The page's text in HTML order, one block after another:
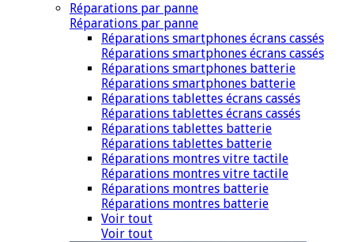
Réparations par panne
Réparations par panne
Réparations smartphones écrans cassés
Réparations smartphones écrans cassés
Réparations smartphones batterie
Réparations smartphones batterie
Réparations tablettes écrans cassés
Réparations tablettes écrans cassés
Réparations tablettes batterie
Réparations tablettes batterie
Réparations montres vitre tactile
Réparations montres vitre tactile
Réparations montres batterie
Réparations montres batterie
Voir tout
Voir tout